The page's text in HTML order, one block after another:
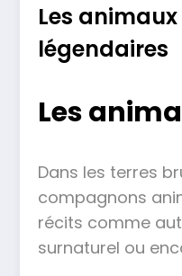
Les
légendaires
Les
Dans les terres
compagnons
récits comme
surnaturel ou